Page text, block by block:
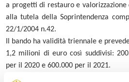
a progetti di restauro e
alla tutela della Soprintendenza
22/1/2004 n.42.
Il bando ha validità triennale e
1,2 milioni di euro così suddivisi:
per il 2020 e 600.000 per il 2021.
Si tratta del decimo bando aperto